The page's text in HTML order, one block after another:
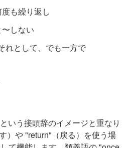
も繰り返し
しない
れとして、でも一方で
いう接頭辞のイメージと重なり
）や "return"（戻る）を使う場